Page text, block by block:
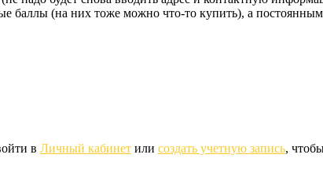
баллы (на них тоже можно что-то купить), а
в Личный кабинет или создать учетную запись,